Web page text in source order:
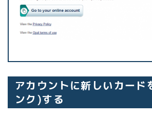
アカウントに新しいカード
ンク)する